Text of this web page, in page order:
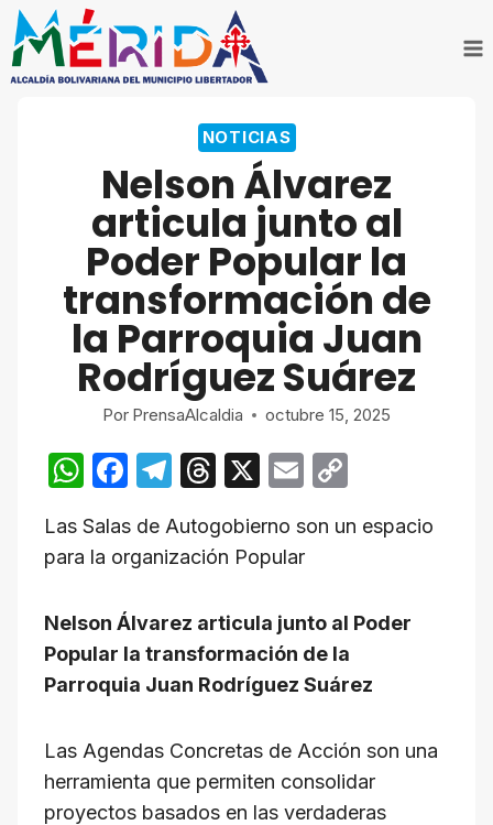
Saltar
contenido
NOTICIAS
Nelson Álvarez
articula junto al
Poder Popular la
transformación de
la Parroquia Juan
Rodríguez Suárez
Por PrensaAlcaldia octubre 15, 2025
W
at
s
A
p
p
F
c
e
b
o
o
T
e
gr
a
m
T
e
a
d
s
X
E
ail p
Li
n
k
Las Salas de Autogobierno son un espacio
para la organización Popular
Nelson Álvarez articula junto al Poder
Popular la transformación de la
Parroquia Juan Rodríguez Suárez
Las Agendas Concretas de Acción son una
herramienta que permiten consolidar
proyectos basados en las verdaderas